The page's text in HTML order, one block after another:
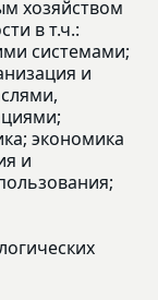
хозяйством
в т.ч.:
системами;
и
экономика
и